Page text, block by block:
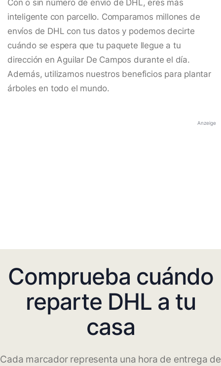
Con o sin número de envío de DHL, eres más
inteligente con parcello. Comparamos millones de
envíos de DHL con tus datos y podemos decirte
cuándo se espera que tu paquete llegue a tu
dirección en Aguilar De Campos durante el día.
Además, utilizamos nuestros beneficios para plantar
árboles en todo el mundo.
Anzeige
Comprueba cuándo
reparte DHL a tu
casa
Cada marcador representa una hora de entrega de